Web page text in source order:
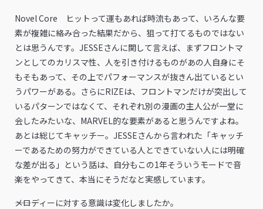
Novel Core ヒットって運もあれば時流もあって、いろんな要
素が複雑に絡み合った結果だから、狙って打てるものではない
とは思うんです。JESSEさんに関して言えば、まずフロントマ
ンとしてのカリスマ性、人を引き付けるものがあの人自身にそ
もそもあって、その上でパフォーマンスが抜きん出ているとい
うパワーがある。さらにRIZEは、フロントマンだけが突出して
いるパターンではなくて、それぞれ別の漫画の主人公が一堂に
会したみたいな、MARVEL的な要素があると思うんですよね。
あとは総じてキャッチー。JESSEさんから言われた「キャッチ
ーであるための努力ができている人とできていない人には明確
な差が出る」という話は、自分もこの1年そういうモードで音
楽をやってきて、本当にそうだなと実感しています。
――メロディーに対する意識は変化しましたか。